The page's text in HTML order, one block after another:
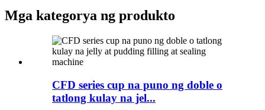
Mga kategorya ng produkto
CFD series cup na puno ng doble o
tatlong kulay na jel...